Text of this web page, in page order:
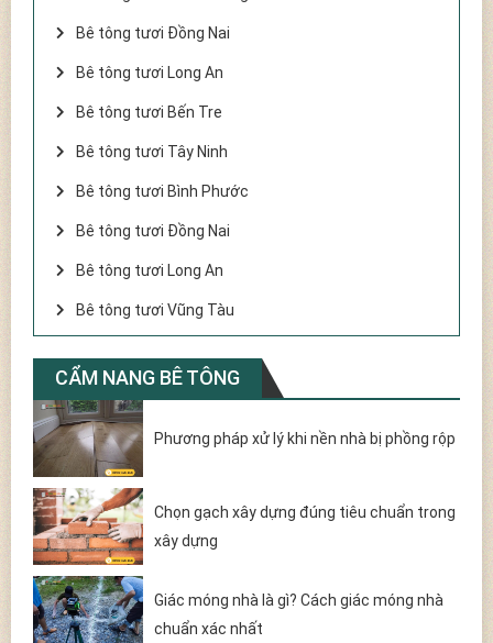
Bê tông tươi Đồng Nai
Bê tông tươi Long An
Bê tông tươi Bến Tre
Bê tông tươi Tây Ninh
Bê tông tươi Bình Phước
Bê tông tươi Đồng Nai
Bê tông tươi Long An
Bê tông tươi Vũng Tàu
CẨM NANG BÊ TÔNG
Phương pháp xử lý khi nền nhà bị phồng rộp
Chọn gạch xây dựng đúng tiêu chuẩn trong
xây dựng
Giác móng nhà là gì? Cách giác móng nhà
chuẩn xác nhất